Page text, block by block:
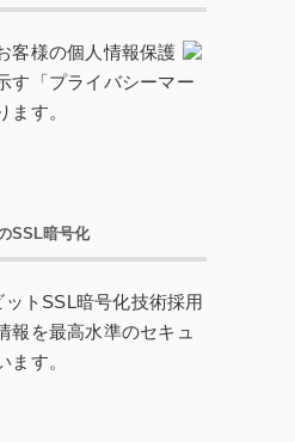
客様の個人情報保護
す「プライバシーマー
ます。
SSL暗号化
トSSL暗号化技術採用
報を最高水準のセキュ
ます。